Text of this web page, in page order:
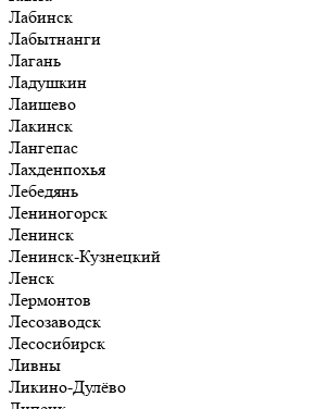
Лабинск
Лабытнанги
Лагань
Ладушкин
Лаишево
Лакинск
Лангепас
Лахденпохья
Лебедянь
Лениногорск
Ленинск
Ленинск-Кузнецкий
Ленск
Лермонтов
Лесозаводск
Лесосибирск
Ливны
Ликино-Дулёво